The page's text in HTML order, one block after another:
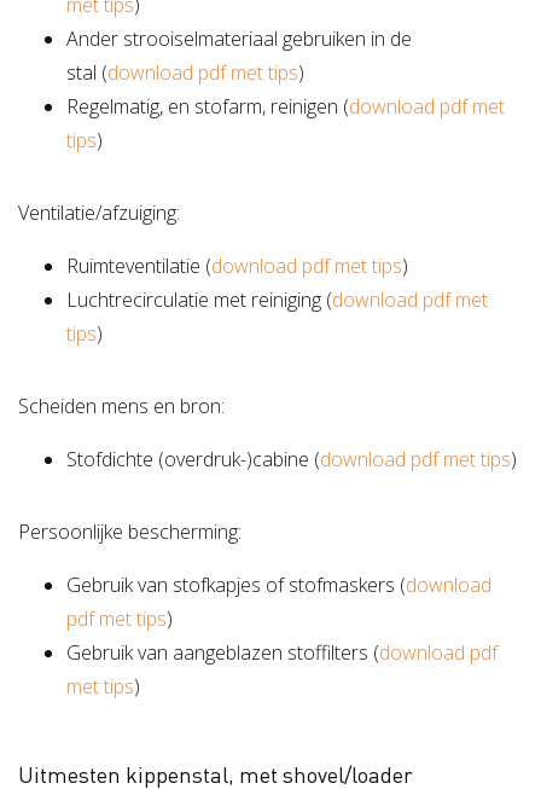
Ander strooiselmateriaal gebruiken in de
stal (download pdf met tips)
Regelmatig, en stofarm, reinigen (download pdf met
tips)
Ventilatie/afzuiging:
Ruimteventilatie (download pdf met tips)
Luchtrecirculatie met reiniging (download pdf met
tips)
Scheiden mens en bron:
Stofdichte (overdruk-)cabine (download pdf met tips)
Persoonlijke bescherming:
Gebruik van stofkapjes of stofmaskers (download
pdf met tips)
Gebruik van aangeblazen stoffilters (download pdf
met tips)
Uitmesten kippenstal, met shovel/loader